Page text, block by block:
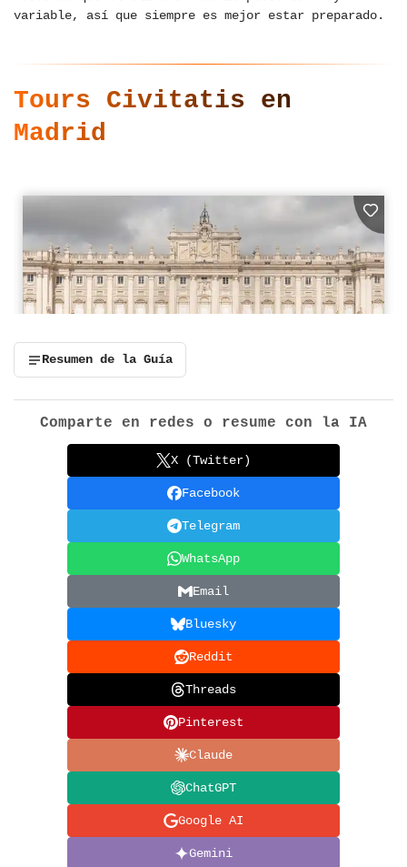
variable, así que siempre es mejor estar preparado.
Tours Civitatis en
Madrid
Resumen de la Guía
Comparte en redes o resume con la IA
X (Twitter)
Facebook
Telegram
WhatsApp
Email
Bluesky
Reddit
Threads
Pinterest
Claude
ChatGPT
Google AI
Gemini